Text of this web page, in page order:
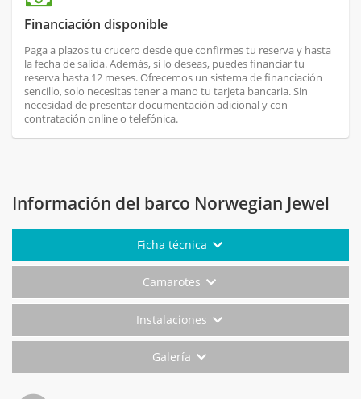
Financiación disponible
Paga a plazos tu crucero desde que confirmes tu reserva y hasta
la fecha de salida. Además, si lo deseas, puedes financiar tu
reserva hasta 12 meses. Ofrecemos un sistema de financiación
sencillo, solo necesitas tener a mano tu tarjeta bancaria. Sin
necesidad de presentar documentación adicional y con
contratación online o telefónica.
Información del barco Norwegian Jewel
Ficha técnica
Camarotes
Instalaciones
Galería